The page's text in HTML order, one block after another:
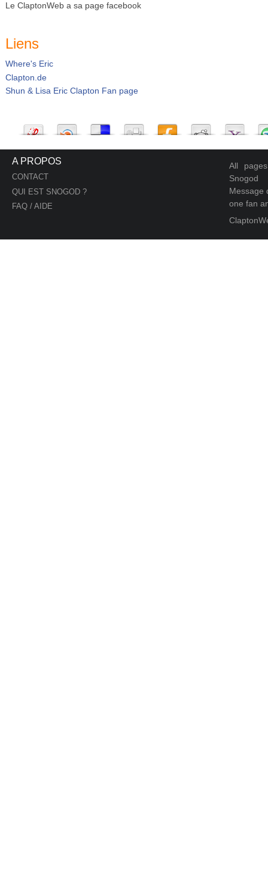
Le ClaptonWeb a sa page facebook
Liens
Where's Eric
Clapton.de
Shun & Lisa Eric Clapton Fan page
A PROPOS
CONTACT
QUI EST SNOGOD ?
FAQ / AIDE
All
Snogod
Message
one fan